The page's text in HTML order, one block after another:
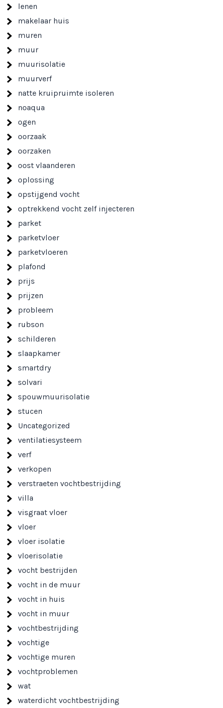
lenen
makelaar huis
muren
muur
muurisolatie
muurverf
natte kruipruimte isoleren
noaqua
ogen
oorzaak
oorzaken
oost vlaanderen
oplossing
opstijgend vocht
optrekkend vocht zelf injecteren
parket
parketvloer
parketvloeren
plafond
prijs
prijzen
probleem
rubson
schilderen
slaapkamer
smartdry
solvari
spouwmuurisolatie
stucen
Uncategorized
ventilatiesysteem
verf
verkopen
verstraeten vochtbestrijding
villa
visgraat vloer
vloer
vloer isolatie
vloerisolatie
vocht bestrijden
vocht in de muur
vocht in huis
vocht in muur
vochtbestrijding
vochtige
vochtige muren
vochtproblemen
wat
waterdicht vochtbestrijding